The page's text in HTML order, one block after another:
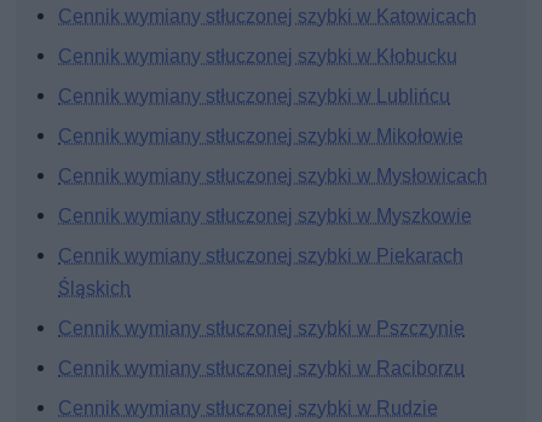
Cennik wymiany stłuczonej szybki w Katowicach
Cennik wymiany stłuczonej szybki w Kłobucku
Cennik wymiany stłuczonej szybki w Lublińcu
Cennik wymiany stłuczonej szybki w Mikołowie
Cennik wymiany stłuczonej szybki w Mysłowicach
Cennik wymiany stłuczonej szybki w Myszkowie
Cennik wymiany stłuczonej szybki w Piekarach
Śląskich
Cennik wymiany stłuczonej szybki w Pszczynie
Cennik wymiany stłuczonej szybki w Raciborzu
Cennik wymiany stłuczonej szybki w Rudzie